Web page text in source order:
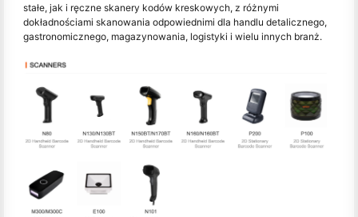
stałe, jak i ręczne skanery kodów kreskowych, z różnymi
dokładnościami skanowania odpowiednimi dla handlu detalicznego,
gastronomicznego, magazynowania, logistyki i wielu innych branż.